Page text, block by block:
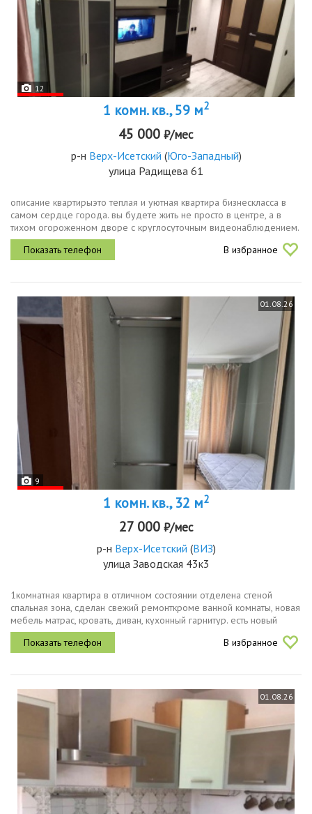
12
1 комн. кв., 59 м2
45 000 ₽/мес
р-н Верх-Исетский (Юго-Западный)
улица Радищева 61
описание квартирыэто теплая и уютная квартира бизнескласса в
самом сердце города. вы будете жить не просто в центре, а в
тихом огороженном дворе с круглосуточным видеонаблюдением.
здесь нет шума машин, но при этом до всех центральных
магазинов...
В избранное
01.08.26
9
1 комн. кв., 32 м2
27 000 ₽/мес
р-н Верх-Исетский (ВИЗ)
улица Заводская 43к3
1комнатная квартира в отличном состоянии отделена стеной
спальная зона, сделан свежий ремонткроме ванной комнаты, новая
мебель матрас, кровать, диван, кухонный гарнитур. есть новый
чайник, стиральная машинка, микроволновка, холодильник,...
В избранное
01.08.26